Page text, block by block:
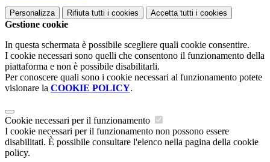
Personalizza Rifiuta tutti i cookies Accetta tutti i cookies
Gestione cookie
In questa schermata è possibile scegliere quali cookie consentire.
I cookie necessari sono quelli che consentono il funzionamento della
piattaforma e non è possibile disabilitarli.
Per conoscere quali sono i cookie necessari al funzionamento potete
visionare la COOKIE POLICY.
Cookie necessari per il funzionamento
I cookie necessari per il funzionamento non possono essere
disabilitati. È possibile consultare l'elenco nella pagina della cookie
policy.